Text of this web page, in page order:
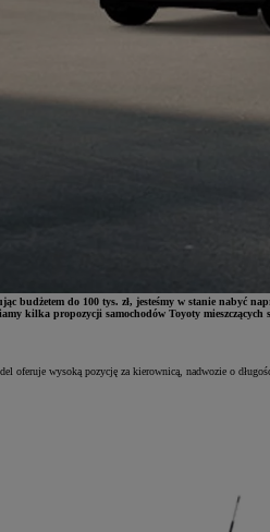
do 100 tys. zł, jesteśmy w stanie nabyć
kilka propozycji samochodów Toyoty mieszczących
oferuje wysoką pozycję za kierownicą, nadwozie o